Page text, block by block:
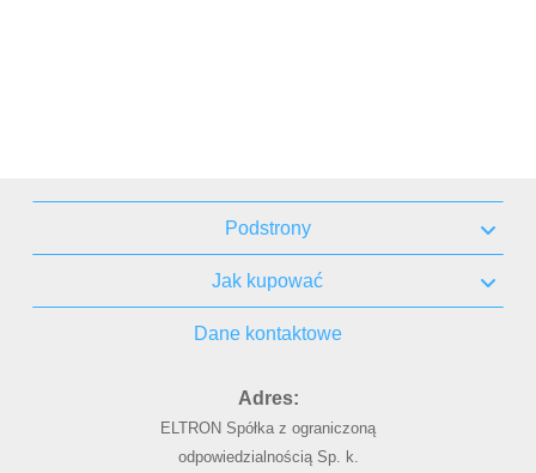
Podstrony
Jak kupować
Dane kontaktowe
Adres:
ELTRON Spółka z ograniczoną
odpowiedzialnością Sp. k.